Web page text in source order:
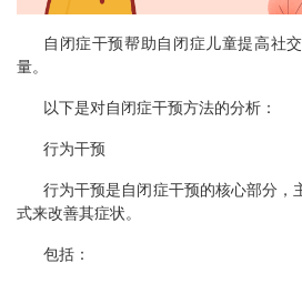
自闭症干预帮助自闭症儿童提高社
量。
以下是对自闭症干预方法的分析：
行为干预
行为干预是自闭症干预的核心部分，
式来改善其症状。
包括：